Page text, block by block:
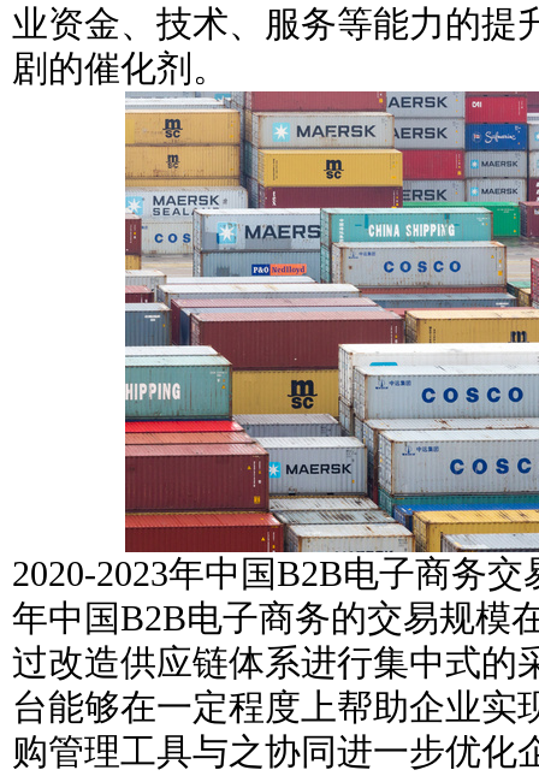
业资金、技术、服务等能力的提
剧的催化剂。
2020-2023年中国B2B电子商务
年中国B2B电子商务的交易规模
过改造供应链体系进行集中式的
台能够在一定程度上帮助企业实
购管理工具与之协同进一步优化